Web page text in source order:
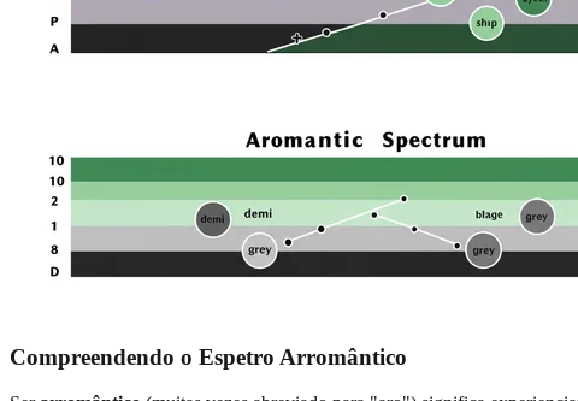
Compreendendo o Espetro Arromântico